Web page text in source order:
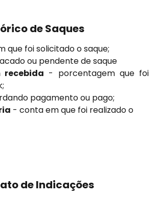
de Saques
que foi solicitado o saque;
ou pendente de saque
recebida - porcentagem que foi
pagamento ou pago;
- conta em que foi realizado o
de Indicações